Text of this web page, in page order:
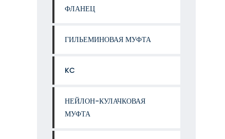
ФЛАНЕЦ
ГИЛЬЕМИНОВАЯ МУФТА
KC
НЕЙЛОН-КУЛАЧКОВАЯ
МУФТА